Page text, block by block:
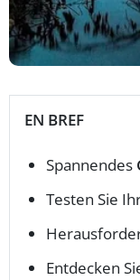
EN BREF
Spannendes
Testen Sie
Entdecken